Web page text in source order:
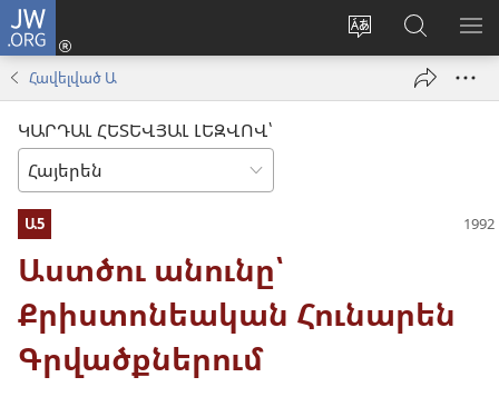
JW.ORG
Փոխել
Մուտքագրվել
(բացվումՈրոնում
JW.ORG
կայքում
Հավելված Ա
ԿԱՐԴԱԼ ՀԵՏԵՎՅԱԼ ԼԵԶՎՈՎ՝
Ա5
Աստծու անունը՝
Քրիստոնեական Հունարեն
Գրվածքներում